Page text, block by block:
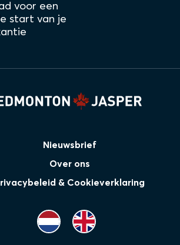
voor een
start van je
Nieuwsbrief
Over ons
& Cookieverklaring